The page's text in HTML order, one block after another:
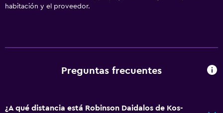
habitación y el proveedor.
Preguntas frecuentes
¿A qué distancia está Robinson Daidalos de Kos-